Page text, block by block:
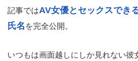
記事ではAV女優とセックスでき
氏名 を完全公開。
いつもは画面越しにしか見れない彼